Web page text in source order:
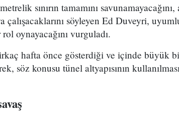
sınırın tamamını
söyleyen Ed Duveyri,
oynayacağını vurguladı.
hafta önce gösterdiği ve içinde büyük
söz konusu tünel altyapısının